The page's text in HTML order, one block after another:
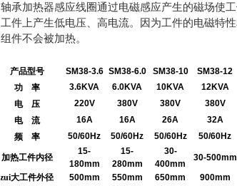
轴承加热器感应线圈通过电磁感应产生的磁场使
工件上产生低电压、高电流。因为工件的电磁特
组件不会被加热。
产品型号
SM38-3.6 SM38-6.0 SM38-10 SM38-12
功
率 3.6KVA 6.0KVA 10KVA 12KVA
电
压 220V 380V 380V 380V
电
流 16A 16A 26A 32A
频
率 50/60Hz 50/60Hz 50/60Hz 50/60Hz
加热工件内径
15-
180mm
15-
280mm
30-
400mm
30-500mm
zui大工件外径
500mm 550mm 650mm 900mm